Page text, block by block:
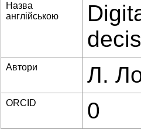
Назва
англійською
Автори Л.
ORCID 0